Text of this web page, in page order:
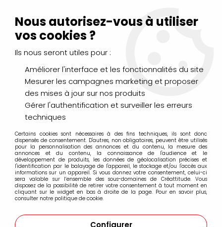
(France, Belgique et Luxembourg)
Service client
Le Mans
Accueil >PINCEAUX & COUTEAUX >Loisirs / Déco
RAPHAEL SEPIA DECO
Nous autorisez-vous à utiliser
vos cookies ?
Ils nous seront utiles pour :
Améliorer l'interface et les fonctionnalités du site
Mesurer les campagnes marketing et proposer
des mises à jour sur nos produits
Gérer l'authentification et surveiller les erreurs
techniques
Certains cookies sont nécessaires à des fins techniques, ils sont donc
dispensés de consentement. D'autres, non obligatoires, peuvent être utilisés
pour la personnalisation des annonces et du contenu, la mesure des
annonces et du contenu, la connaissance de l'audience et le
développement de produits, les données de géolocalisation précises et
l'identification par le balayage de l'appareil, le stockage et/ou l'accès aux
informations sur un appareil. Si vous donnez votre consentement, celui-ci
sera valable sur l’ensemble des sous-domaines de Créattitude. Vous
disposez de la possibilité de retirer votre consentement à tout moment en
cliquant sur le widget en bas à droite de la page. Pour en savoir plus,
consulter notre politique de cookie.
Configurer